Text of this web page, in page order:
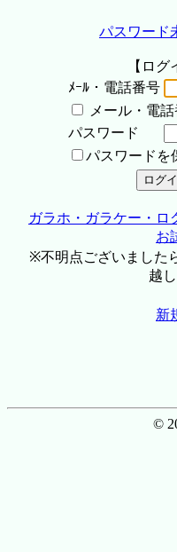
パスワード
【ログ
ﾒｰﾙ・電話番号
メール・電
パスワード
パスワードを
ガラホ・ガラケー・ロ
お
※不明点ございました
越
新
©